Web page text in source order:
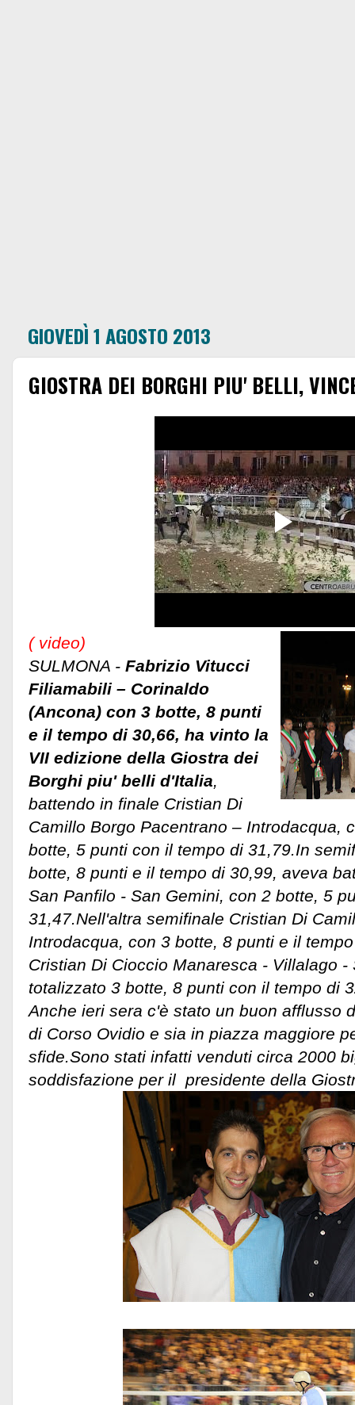
GIOVEDÌ 1 AGOSTO 2013
GIOSTRA DEI BORGHI PIU' BELLI,
( video)
SULMONA - Fabrizio Vitucci
Filiamabili – Corinaldo
(Ancona) con 3 botte, 8 punti
e il tempo di 30,66, ha vinto la
VII edizione della Giostra dei
Borghi piu' belli d'Italia
battendo in finale Cristian Di
Camillo Borgo Pacentrano – Introdacqua,
botte, 5 punti con il tempo di 31,79.In
botte, 8 punti e il tempo di 30,99, aveva
San Panfilo - San Gemini, con 2 botte, 5
31,47.Nell'altra semifinale Cristian Di
Introdacqua, con 3 botte, 8 punti e il
Cristian Di Cioccio Manaresca - Villalago -
totalizzato 3 botte, 8 punti con il tempo di
Anche ieri sera c'è stato un buon afflusso
di Corso Ovidio e sia in piazza maggiore
sfide.Sono stati infatti venduti circa 2000
soddisfazione per il presidente della